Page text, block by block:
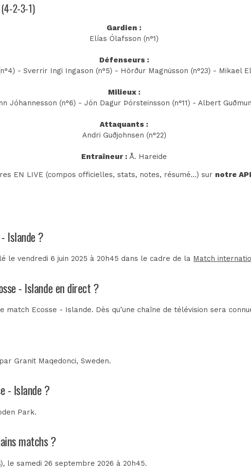
2-3-1)
Gardien :
Elías Ólafsson (n°1)
Défenseurs :
- Sverrir Ingi Ingason (n°5) - Hörður Magnússon (n°23) - Mikael
Milieux :
Jóhannesson (n°6) - Jón Dagur Þórsteinsson (n°11) - Albert
Attaquants :
Andri Guðjohnsen (n°22)
Entraîneur : Å. Hareide
EN LIVE (compos officielles, stats, notes, résumé...) sur notre
Islande ?
le vendredi 6 juin 2025 à 20h45 dans le cadre de la Match
- Islande en direct ?
match Ecosse - Islande. Dès qu’une chaîne de télévision sera
parGranit Maqedonci, Sweden.
- Islande ?
Park.
matchs ?
, le samedi 26 septembre 2026 à 20h45.